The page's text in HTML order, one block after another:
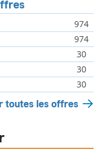
974
974
30
30
30
toutes les offres